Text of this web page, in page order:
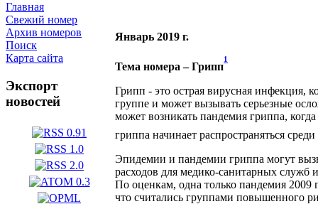
Главная
Свежий номер
Архив номеров
Поиск
Карта сайта
Экспорт
новостей
Январь 2019 г.
Тема номера – Грипп
1
Грипп - это острая вирусная инфекция,
группе и может вызывать серьезные
может возникать пандемия гриппа,
гриппа начинает распространяться
Эпидемии и пандемии гриппа могут
расходов для медико-санитарных служб
По оценкам, одна только пандемия 2009
что считались группами повышенного